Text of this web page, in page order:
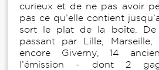
curieux et de ne pas avoir
pas ce qu’elle contient
sort le plat de la boîte. De
passant par Lille,
encore Giverny, 14
l’émission - dont 2